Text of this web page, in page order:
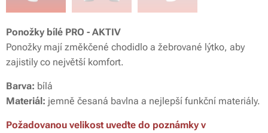
Ponožky bílé PRO - AKTIV
Ponožky mají změkčené chodidlo a žebrované lýtko, aby
zajistily co největší komfort.
Barva: bílá
Materiál: jemně česaná bavlna a nejlepší funkční materiály.
Požadovanou velikost uveďte do poznámky v